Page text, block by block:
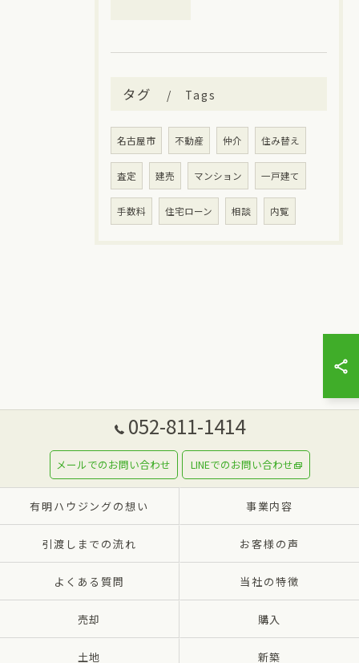
タグ Tags
名古屋市 不動産 仲介 住み替え
査定 建売 マンション 一戸建て
手数料 住宅ローン 相談 内覧
052-811-1414
メールでのお問い合わせ LINEでのお問い合わせ
有明ハウジングの想い 事業内容
引渡しまでの流れ お客様の声
よくある質問 当社の特徴
売却 購入
土地 新築